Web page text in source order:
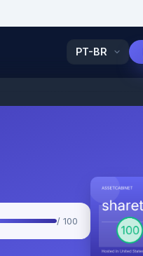
/ 100